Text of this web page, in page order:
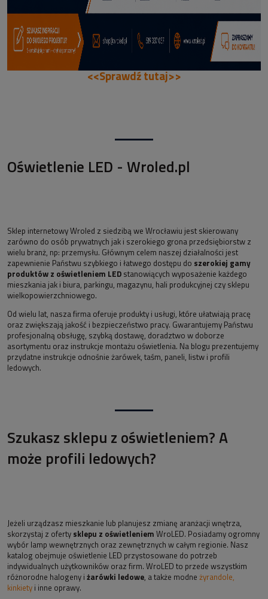
<<Sprawdź tutaj>>
Oświetlenie LED - Wroled.pl
Sklep internetowy Wroled z siedzibą we Wrocławiu jest skierowany
zarówno do osób prywatnych jak i szerokiego grona przedsiębiorstw z
wielu branż, np: przemysłu. Głównym celem naszej działalności jest
zapewnienie Państwu szybkiego i łatwego dostępu do szerokiej gamy
produktów z oświetleniem LED stanowiących wyposażenie każdego
mieszkania jak i biura, parkingu, magazynu, hali produkcyjnej czy sklepu
wielkopowierzchniowego.
Od wielu lat, nasza firma oferuje produkty i usługi, które ułatwiają pracę
oraz zwiększają jakość i bezpieczeństwo pracy. Gwarantujemy Państwu
profesjonalną obsługę, szybką dostawę, doradztwo w doborze
asortymentu oraz instrukcje montażu oświetlenia. Na blogu prezentujemy
przydatne instrukcje odnośnie żarówek, taśm, paneli, listw i profili
ledowych.
Szukasz sklepu z oświetleniem? A
może profili ledowych?
Jeżeli urządzasz mieszkanie lub planujesz zmianę aranżacji wnętrza,
skorzystaj z oferty sklepu z oświetleniem WroLED. Posiadamy ogromny
wybór lamp wewnętrznych oraz zewnętrznych w całym regionie. Nasz
katalog obejmuje oświetlenie LED przystosowane do potrzeb
indywidualnych użytkowników oraz firm. WroLED to przede wszystkim
różnorodne halogeny i żarówki ledowe, a także modne żyrandole,
kinkiety i inne oprawy.